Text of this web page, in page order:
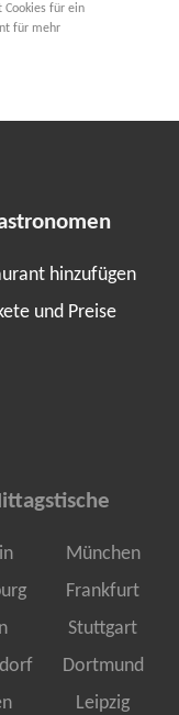
für ein
für mehr
hinzufügen
und Preise
München
Frankfurt
Stuttgart
Dortmund
Leipzig